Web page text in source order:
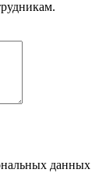
данных